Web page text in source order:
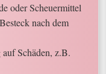
oder Scheuermittel
nach dem
Schäden, z.B.